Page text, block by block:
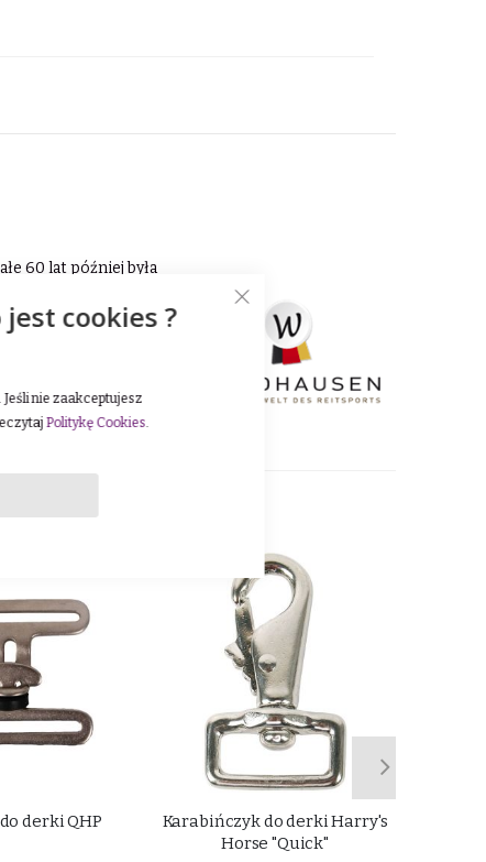
60 lat później była
że firma
eleganckie
wybieraną przez
derki QHP
Karabińczyk do derki Harry's
Horse "Quick"
jest cookies ?
nie zaakceptujesz
Politykę Cookies.